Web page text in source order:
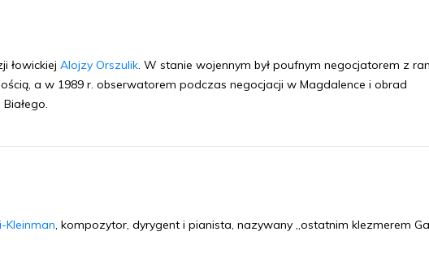
łowickiej Alojzy Orszulik. W stanie wojennym był poufnym negocjatorem z
a w 1989 r. obserwatorem podczas negocjacji w Magdalence i obrad
Kleinman, kompozytor, dyrygent i pianista, nazywany „ostatnim klezmerem